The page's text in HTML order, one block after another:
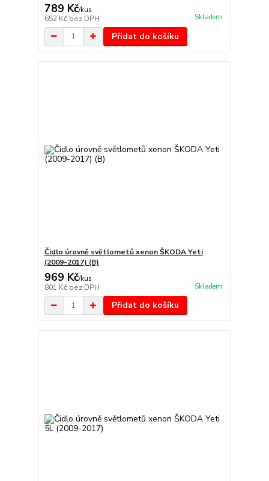
789 Kč/kus
652 Kč bez DPH Skladem
Přidat do košíku
Čidlo úrovně světlometů xenon ŠKODA Yeti
(2009-2017) (B)
969 Kč/kus
801 Kč bez DPH Skladem
Přidat do košíku